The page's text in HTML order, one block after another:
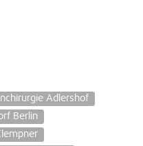
Adlershof
Berlin